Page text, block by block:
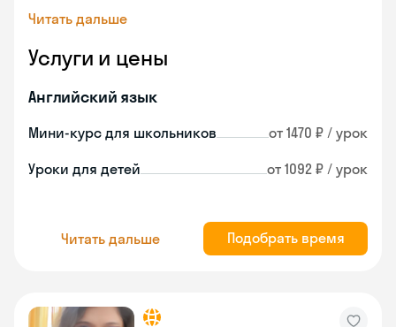
Читать дальше
Услуги и цены
Английский язык
Мини-курс для школьников от 1470 ₽ / урок
Уроки для детей от 1092 ₽ / урок
Читать дальше Подобрать время